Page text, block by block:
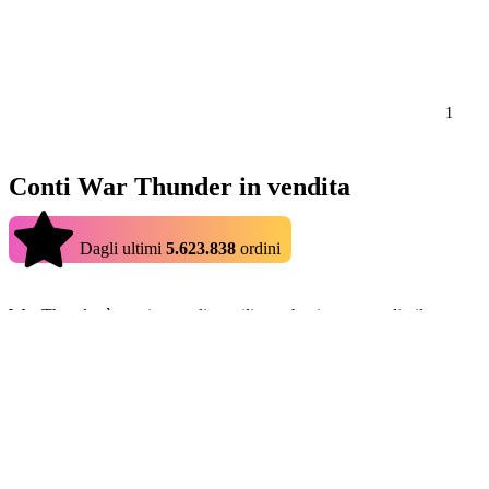
1
Conti War Thunder in vendita
Dagli ultimi 5.623.838 ordini
War Thunder è un gioco online militare che ti permette di pilotare